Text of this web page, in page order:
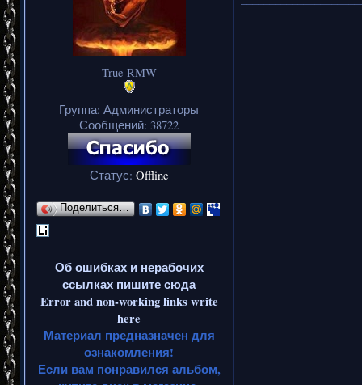
True RMW
Группа: Администраторы
Сообщений: 38722
Статус: Offline
Поделиться…
Об ошибках и нерабочих
ссылках пишите сюда
Error and non-working links write
here
Материал предназначен для
ознакомления!
Если вам понравился альбом,